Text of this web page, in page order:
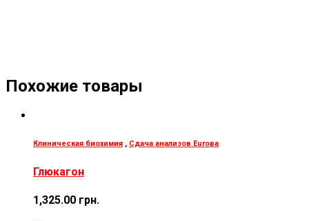
Похожие товары
Клиническая биохимия , Сдача анализов Europa
Глюкагон
1,325.00 грн.